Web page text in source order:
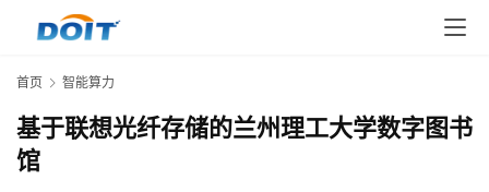
首页 智能算力
基于联想光纤存储的兰州理工大学数字图书
馆